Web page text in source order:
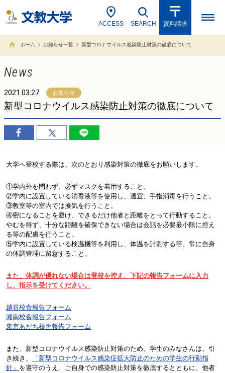
ACCESS SEARCH 資料請求
News
2021.03.27 お知らせ
新型コロナウイルス感染防止対策の徹底について
ホーム お知らせ一覧 新型コロナウイルス感染防止対策の徹底について
大学へ登校する際は、次のとおり感染対策の徹底をお願いします。
①学内外を問わず、必ずマスクを着用すること。
②学内に設置している消毒液等を使用し、適宜、手指消毒を行うこと。
③教室等の室内では換気を行うこと。
④密になることを避け、できるだけ他者と距離をとって行動すること。
やむを得ず、十分な距離を確保できない場合は会話を必要最小限に控え
る等の配慮を行うこと。
⑤学内に設置している検温機等を利用し、体温を計測する等、常に自身
の体調管理に留意すること。
また、体調が優れない場合は登校を控え、下記の報告フォームに入力
し、指示を受けてください。
越谷校舎報告フォーム
湘南校舎報告フォーム
東京あだち校舎報告フォーム
また、新型コロナウイルス感染防止対策のため、学生のみなさんは、引
き続き、
「新型コロナウイルス感染症拡大防止のための学生の行動指
針」 を遵守のうえ、ご自身での感染防止対策を徹底するとともに、他者